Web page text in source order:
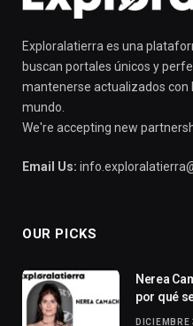
Exploralatierra es una
buscan portales únicos y
mantenerse actualizados con
mundo.
We're accepting new
Email Us:
OUR PICKS
Nerea
por qué